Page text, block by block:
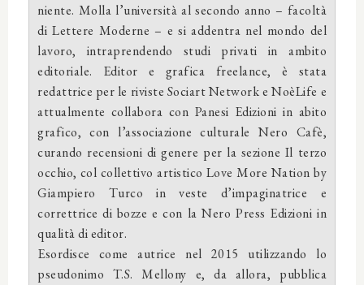
niente. Molla l’università al secondo anno – facoltà
di Lettere Moderne – e si addentra nel mondo del
lavoro, intraprendendo studi privati in ambito
editoriale. Editor e grafica freelance, è stata
redattrice per le riviste Sociart Network e NoèLife e
attualmente collabora con Panesi Edizioni in abito
grafico, con l’associazione culturale Nero Cafè,
curando recensioni di genere per la sezione Il terzo
occhio, col collettivo artistico Love More Nation by
Giampiero Turco in veste d’impaginatrice e
correttrice di bozze e con la Nero Press Edizioni in
qualità di editor.
Esordisce come autrice nel 2015 utilizzando lo
pseudonimo T.S. Mellony e, da allora, pubblica